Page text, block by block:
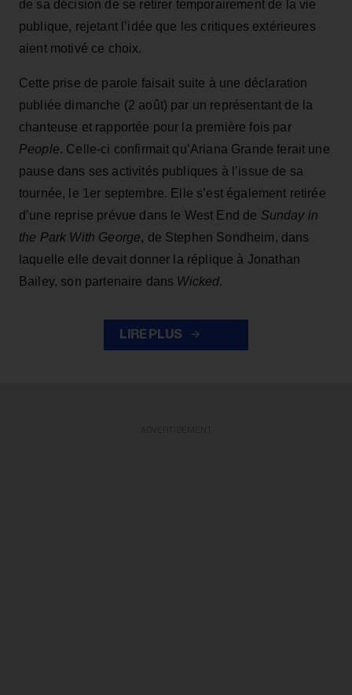
de sa décision de se retirer temporairement de la vie
publique, rejetant l’idée que les critiques extérieures
aient motivé ce choix.
Cette prise de parole faisait suite à une déclaration
publiée dimanche (2 août) par un représentant de la
chanteuse et rapportée pour la première fois par
People. Celle-ci confirmait qu’Ariana Grande ferait une
pause dans ses activités publiques à l’issue de sa
tournée, le 1er septembre. Elle s’est également retirée
d’une reprise prévue dans le West End de Sunday in
the Park With George, de Stephen Sondheim, dans
laquelle elle devait donner la réplique à Jonathan
Bailey, son partenaire dans Wicked.
LIRE PLUS